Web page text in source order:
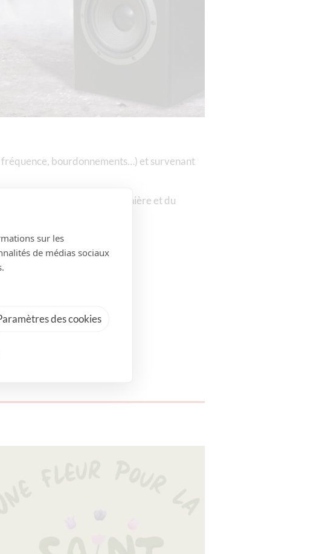
bourdonnements…) et survenant
de la maladie de Menière et du
sur les
de médias sociaux
des cookies